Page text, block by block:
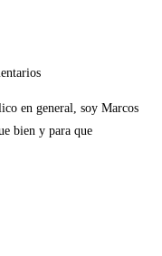
en general, soy Marcos
bien y para que